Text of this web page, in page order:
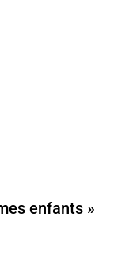
enfants »